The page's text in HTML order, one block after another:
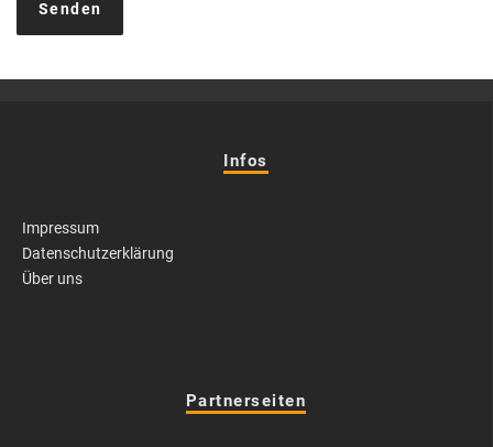
Infos
Impressum
Datenschutzerklärung
Über uns
Partnerseiten